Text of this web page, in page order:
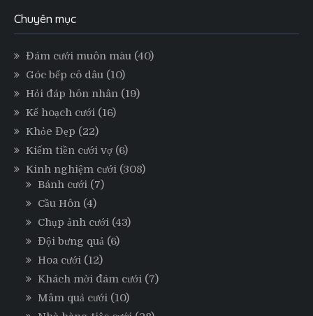
Chuyên mục
Đám cưới muôn màu (40)
Góc bếp cô dâu (10)
Hỏi đáp hôn nhân (19)
Kế hoạch cưới (16)
Khỏe Đẹp (22)
Kiếm tiền cưới vợ (6)
Kinh nghiệm cưới (308)
Bánh cưới (7)
Cầu Hôn (4)
Chụp ảnh cưới (43)
Đội bưng quả (6)
Hoa cưới (12)
Khách mời đám cưới (7)
Mâm quả cưới (10)